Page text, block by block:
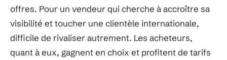
offres. Pour un vendeur qui cherche à accroître sa
visibilité et toucher une clientèle internationale,
difficile de rivaliser autrement. Les acheteurs,
quant à eux, gagnent en choix et profitent de tarifs